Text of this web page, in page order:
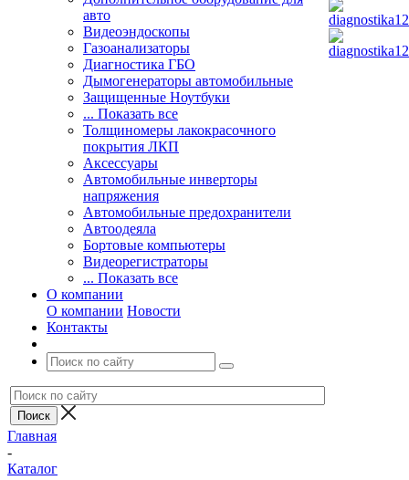
авто
Видеоэндоскопы
Газоанализаторы
Диагностика ГБО
Дымогенераторы автомобильные
Защищенные Ноутбуки
... Показать все
Толщиномеры лакокрасочного
покрытия ЛКП
Аксессуары
Автомобильные инверторы
напряжения
Автомобильные предохранители
Автоодеяла
Бортовые компьютеры
Видеорегистраторы
... Показать все
О компании
О компании Новости
Контакты
Главная
-
Каталог